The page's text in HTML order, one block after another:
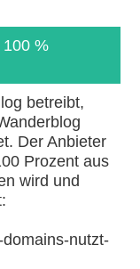
%
betreibt,
Der Anbieter
Prozent aus
wird und
nutzt-